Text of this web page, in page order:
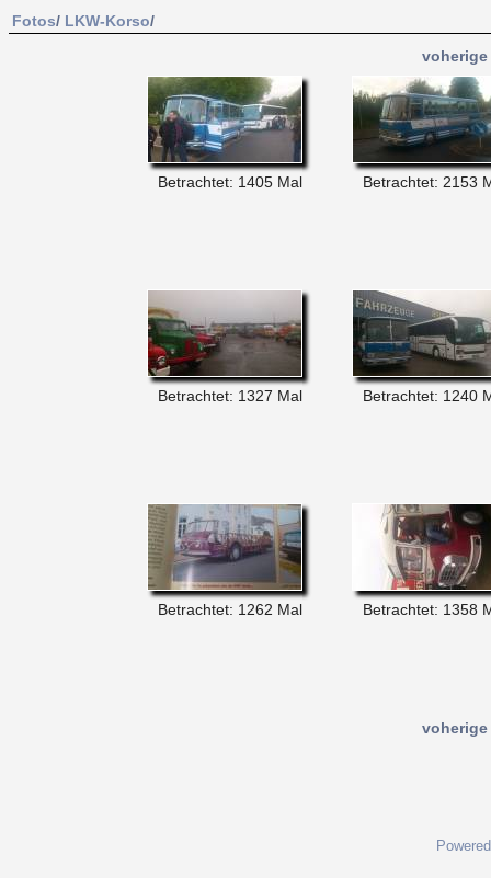
Fotos/ LKW-Korso/
voherige
Betrachtet: 1405 Mal Betrachtet: 2153
Betrachtet: 1327 Mal Betrachtet: 1240
Betrachtet: 1262 Mal Betrachtet: 1358
voherige